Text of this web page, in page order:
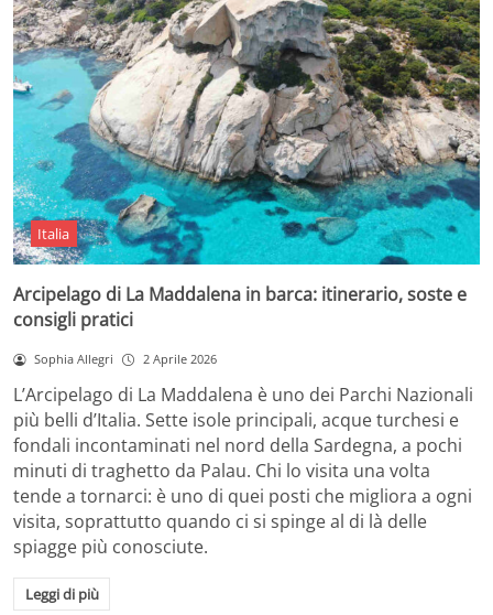
Italia
Arcipelago di La Maddalena in barca: itinerario, soste e
consigli pratici
Sophia Allegri 2 Aprile 2026
L’Arcipelago di La Maddalena è uno dei Parchi Nazionali
più belli d’Italia. Sette isole principali, acque turchesi e
fondali incontaminati nel nord della Sardegna, a pochi
minuti di traghetto da Palau. Chi lo visita una volta
tende a tornarci: è uno di quei posti che migliora a ogni
visita, soprattutto quando ci si spinge al di là delle
spiagge più conosciute.
Leggi di più